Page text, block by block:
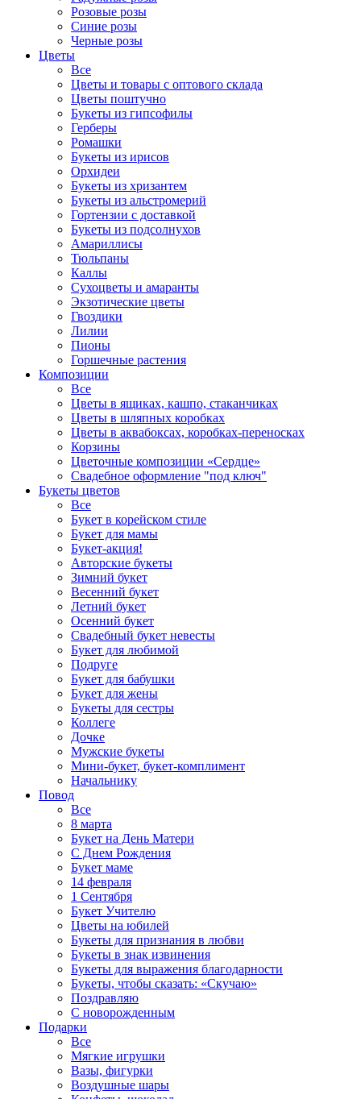
Розовые розы
Синие розы
Черные розы
Цветы
Все
Цветы и товары с оптового склада
Цветы поштучно
Букеты из гипсофилы
Герберы
Ромашки
Букеты из ирисов
Орхидеи
Букеты из хризантем
Букеты из альстромерий
Гортензии с доставкой
Букеты из подсолнухов
Амариллисы
Тюльпаны
Каллы
Сухоцветы и амаранты
Экзотические цветы
Гвоздики
Лилии
Пионы
Горшечные растения
Композиции
Все
Цветы в ящиках, кашпо, стаканчиках
Цветы в шляпных коробках
Цветы в аквабоксах, коробках-переносках
Корзины
Цветочные композиции «Сердце»
Свадебное оформление "под ключ"
Букеты цветов
Все
Букет в корейском стиле
Букет для мамы
Букет-акция!
Авторские букеты
Зимний букет
Весенний букет
Летний букет
Осенний букет
Свадебный букет невесты
Букет для любимой
Подруге
Букет для бабушки
Букет для жены
Букеты для сестры
Коллеге
Дочке
Мужские букеты
Мини-букет, букет-комплимент
Начальнику
Повод
Все
8 марта
Букет на День Матери
С Днем Рождения
Букет маме
14 февраля
1 Сентября
Букет Учителю
Цветы на юбилей
Букеты для признания в любви
Букеты в знак извинения
Букеты для выражения благодарности
Букеты, чтобы сказать: «Скучаю»
Поздравляю
С новорожденным
Подарки
Все
Мягкие игрушки
Вазы, фигурки
Воздушные шары